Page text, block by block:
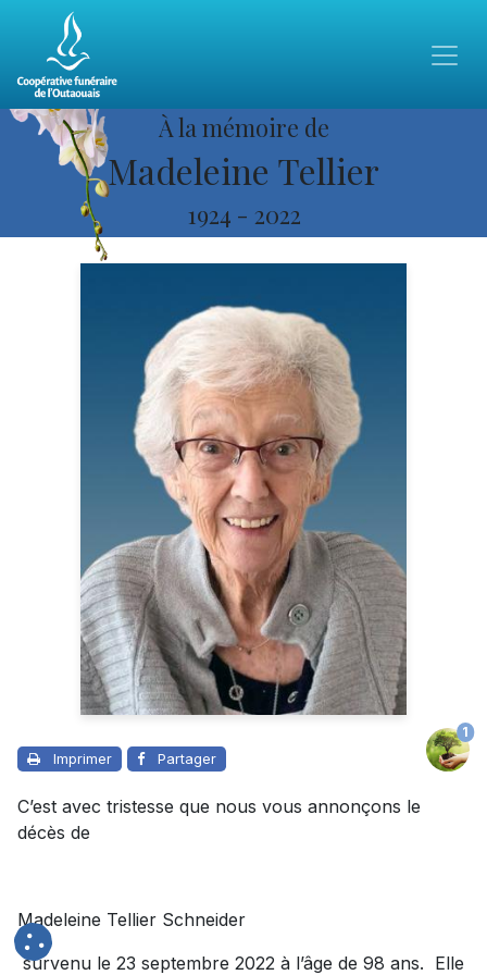
À la mémoire de
Madeleine Tellier
1924 - 2022
Imprimer Partager
1
C’est avec tristesse que nous vous annonçons le
décès de
Madeleine Tellier Schneider
survenu le 23 septembre 2022 à l’âge de 98 ans. Elle